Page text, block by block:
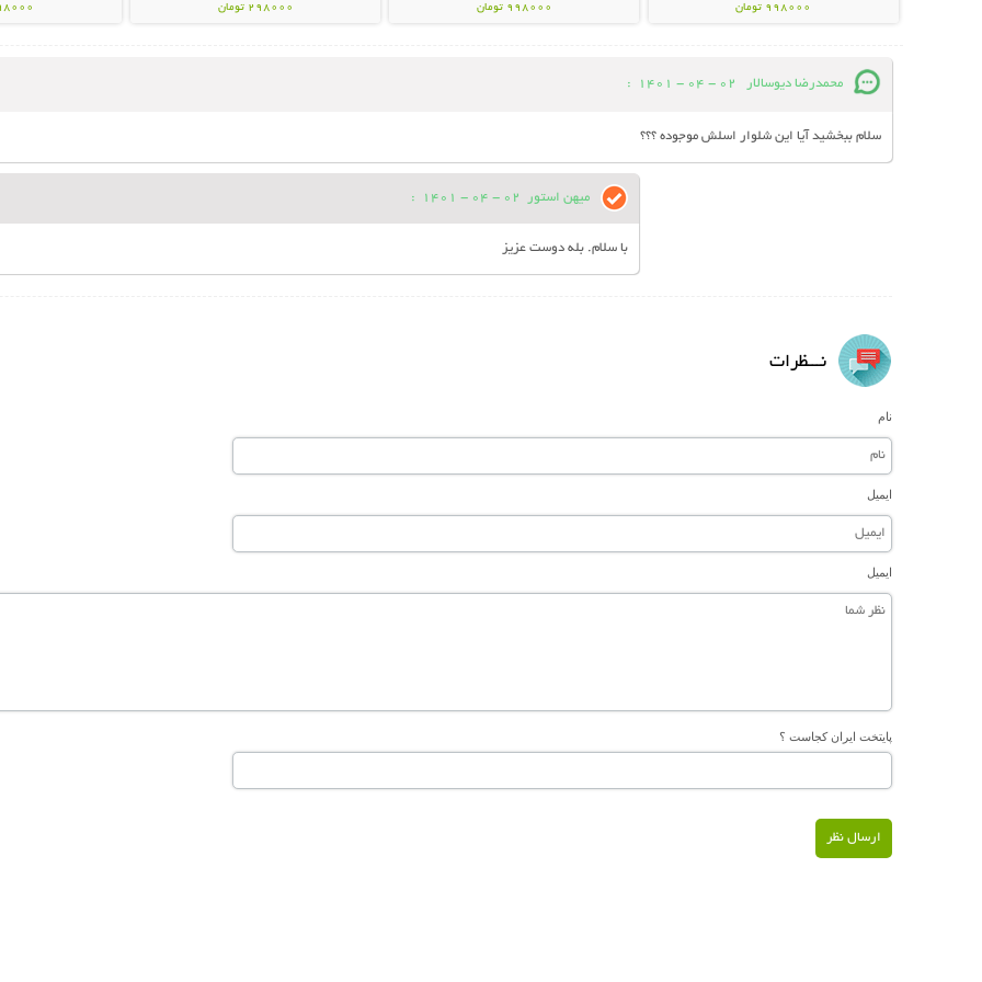
998000 تومان
998000 تومان
298000 تومان
998000
محمدرضا دیوسالار 02 - 04 - 1401
:
سلام ببخشید آیا این شلوار اسلش موجوده ؟؟؟
میهن استور 02 - 04 - 1401
:
با سلام. بله دوست عزیز
نـــظرات
نام
ایمیل
ایمیل
پایتخت ایران کجاست ؟
ارسال نظر